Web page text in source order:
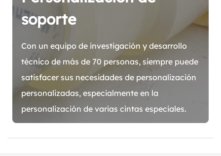
soporte
Con un equipo de investigación y desarrollo
técnico de más de 70 personas, siempre puede
satisfacer sus necesidades de personalización
personalizadas, especialmente en la
personalización de varias cintas especiales.